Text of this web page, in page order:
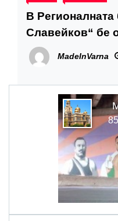
В
Славейков“ бе
клуб
MadeInVarna